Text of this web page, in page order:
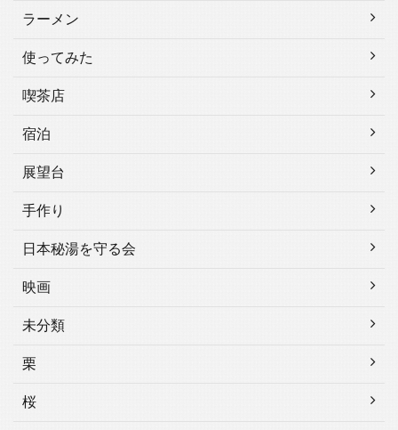
ラーメン
使ってみた
喫茶店
宿泊
展望台
手作り
日本秘湯を守る会
映画
未分類
栗
桜